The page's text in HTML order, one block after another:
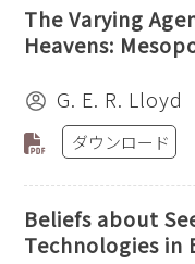
The Varying
Heavens:
G. E. R. Lloyd
ダウンロード
Beliefs about
Technologies in